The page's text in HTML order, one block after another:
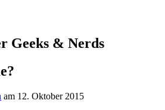
Geeks & Nerds
am 12. Oktober 2015